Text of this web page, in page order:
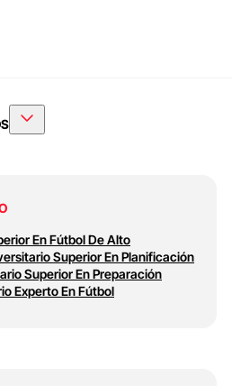
En Fútbol De Alto
Superior En Planificación
Superior En Preparación
Experto En Fútbol